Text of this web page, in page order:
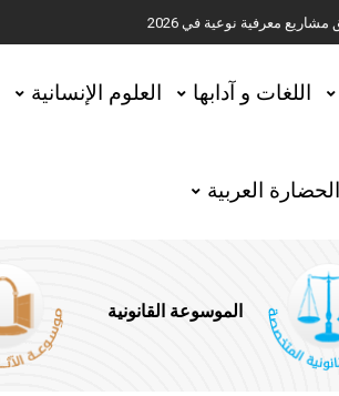
معرفية نوعية في 2026
اللغات و آدابها العلوم الإنسانية
الحضارة العربية
الموسوعة القانونية